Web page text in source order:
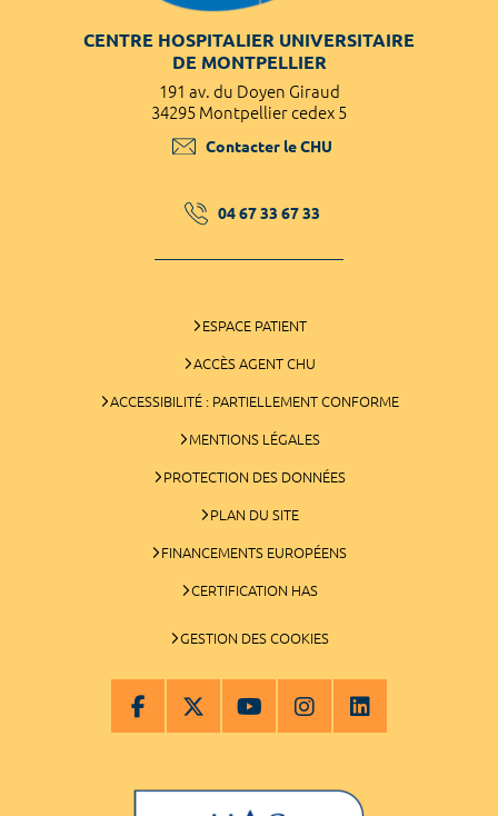
CENTRE HOSPITALIER UNIVERSITAIRE
DE MONTPELLIER
191 av. du Doyen Giraud
34295 Montpellier cedex 5
Contacter le CHU
04 67 33 67 33
ESPACE PATIENT
ACCÈS AGENT CHU
ACCESSIBILITÉ : PARTIELLEMENT CONFORME
MENTIONS LÉGALES
PROTECTION DES DONNÉES
PLAN DU SITE
FINANCEMENTS EUROPÉENS
CERTIFICATION HAS
GESTION DES COOKIES